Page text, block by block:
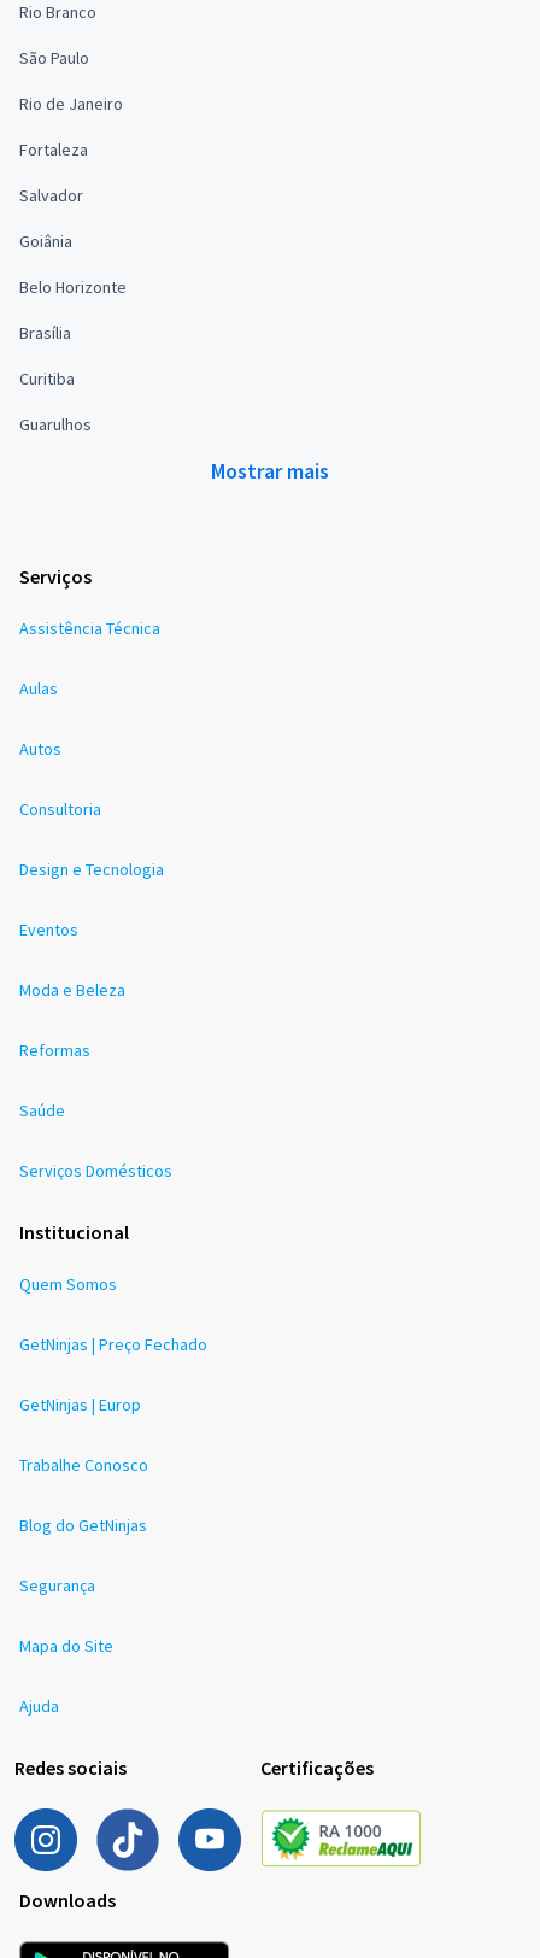
Rio Branco
São Paulo
Rio de Janeiro
Fortaleza
Salvador
Goiânia
Belo Horizonte
Brasília
Curitiba
Guarulhos
Mostrar mais
Serviços
Assistência Técnica
Aulas
Autos
Consultoria
Design e Tecnologia
Eventos
Moda e Beleza
Reformas
Saúde
Serviços Domésticos
Institucional
Quem Somos
GetNinjas | Preço Fechado
GetNinjas | Europ
Trabalhe Conosco
Blog do GetNinjas
Segurança
Mapa do Site
Ajuda
Redes sociais Certificações
Downloads